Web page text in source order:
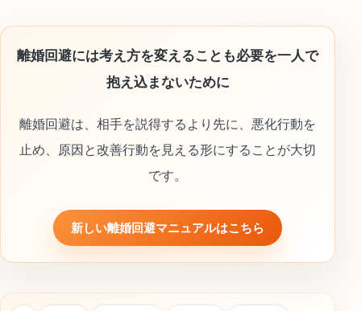
離婚回避には考え方を変えることも必要を一人で
抱え込まないために
離婚回避は、相手を説得するより先に、悪化行動を
止め、原因と改善行動を見える形にすることが大切
です。
新しい離婚回避マニュアルはこちら